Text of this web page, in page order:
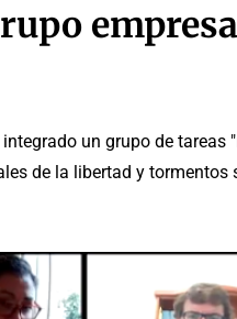
un grupo de tareas
de la libertad y tormentos